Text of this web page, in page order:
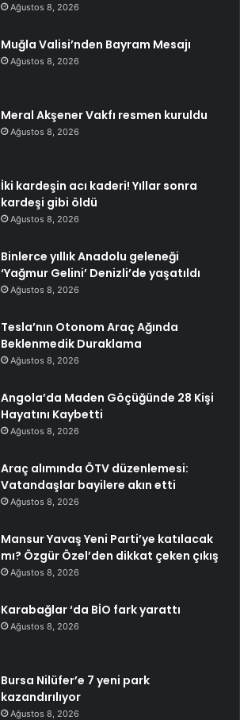
Ağustos 8, 2026
Muğla Valisi’nden Bayram Mesajı
Ağustos 8, 2026
Meral Akşener Vakfı resmen kuruldu
Ağustos 8, 2026
İki kardeşin acı kaderi! Yıllar sonra
kardeşi gibi öldü
Ağustos 8, 2026
Binlerce yıllık Anadolu geleneği
‘Yağmur Gelini’ Denizli’de yaşatıldı
Ağustos 8, 2026
Tesla’nın Otonom Araç Ağında
Beklenmedik Duraklama
Ağustos 8, 2026
Angola’da Maden Göçüğünde 28 Kişi
Hayatını Kaybetti
Ağustos 8, 2026
Araç alımında ÖTV düzenlemesi:
Vatandaşlar bayilere akın etti
Ağustos 8, 2026
Mansur Yavaş Yeni Parti’ye katılacak
mı? Özgür Özel’den dikkat çeken çıkış
Ağustos 8, 2026
Karabağlar ‘da BİO fark yarattı
Ağustos 8, 2026
Bursa Nilüfer’e 7 yeni park
kazandırılıyor
Ağustos 8, 2026